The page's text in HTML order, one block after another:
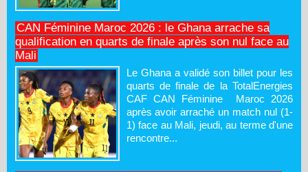
CAN Féminine Maroc 2026 : le Ghana arrache sa
qualification en quarts de finale après son nul face au
Mali
Le Ghana a validé son billet pour les
quarts de finale de la TotalEnergies
CAF CAN Féminine Maroc 2026
après avoir arraché un match nul (1-
1) face au Mali, jeudi, au terme d'une
rencontre...